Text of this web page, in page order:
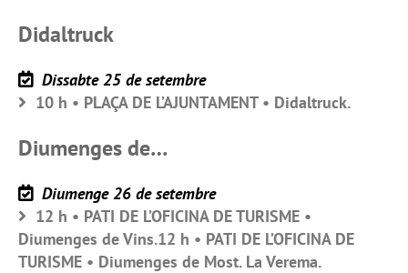
Didaltruck
Dissabte 25 de setembre
10 h • PLAÇA DE L’AJUNTAMENT • Didaltruck.
Diumenges de…
Diumenge 26 de setembre
12 h • PATI DE L’OFICINA DE TURISME •
Diumenges de Vins.12 h • PATI DE L’OFICINA DE
TURISME • Diumenges de Most. La Verema.